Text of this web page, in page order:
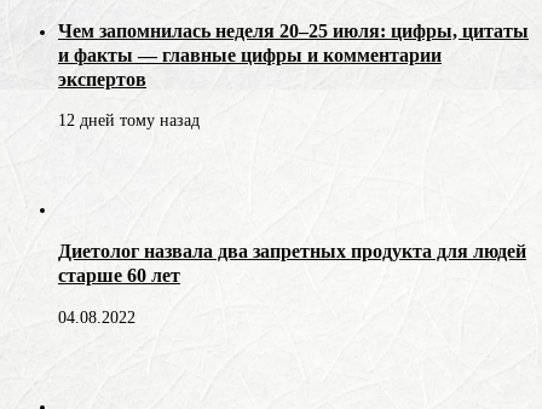
Чем запомнилась неделя 20–25 июля: цифры, цитаты
и факты — главные цифры и комментарии
экспертов
12 дней тому назад
Диетолог назвала два запретных продукта для людей
старше 60 лет
04.08.2022